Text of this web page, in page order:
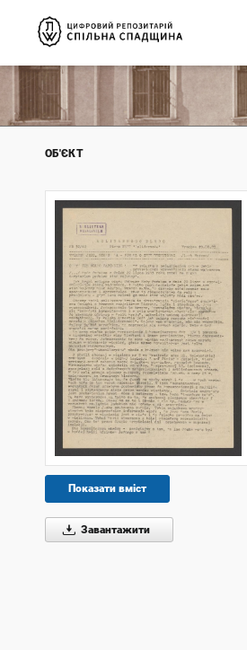
ОБ'ЄКТ
Показати вміст
Завантажити